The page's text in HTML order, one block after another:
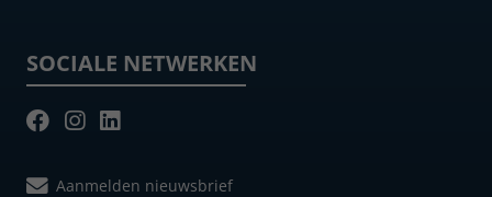
SOCIALE NETWERKEN
Aanmelden nieuwsbrief